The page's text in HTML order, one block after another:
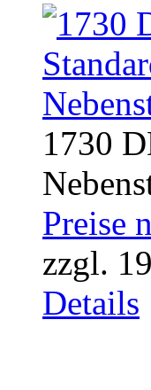
1730
Preise
zzgl.
Details